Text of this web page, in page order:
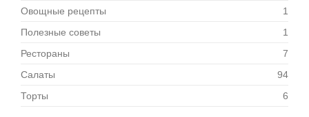
Овощные рецепты
1
Полезные советы
1
Рестораны
7
Салаты
94
Торты
6